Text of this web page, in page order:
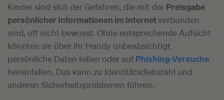
Kinder sind sich der Gefahren, die mit der Preisgabe
persönlicher Informationen im Internetverbunden
sind, oft nicht bewusst. Ohne entsprechende Aufsicht
könnten sie über ihr Handy unbeabsichtigt
persönliche Daten teilen oder auf Phishing-Versuche
hereinfallen. Das kann zu Identitätsdiebstahl und
anderen Sicherheitsproblemen führen.